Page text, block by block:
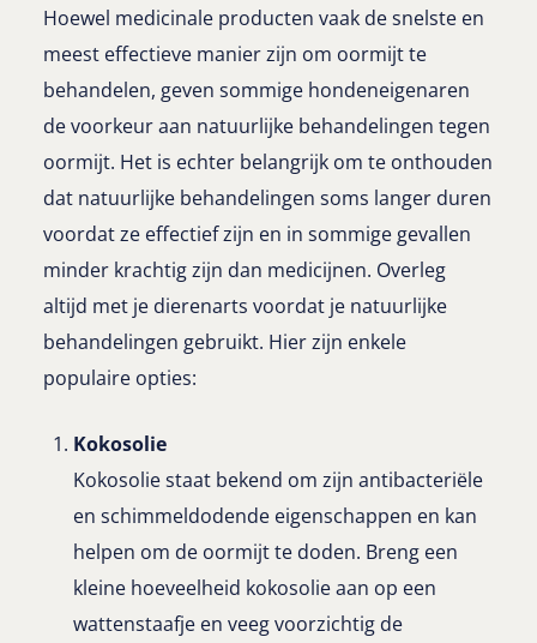
Hoewel medicinale producten vaak de snelste en
meest effectieve manier zijn om oormijt te
behandelen, geven sommige hondeneigenaren
de voorkeur aan natuurlijke behandelingen tegen
oormijt. Het is echter belangrijk om te onthouden
dat natuurlijke behandelingen soms langer duren
voordat ze effectief zijn en in sommige gevallen
minder krachtig zijn dan medicijnen. Overleg
altijd met je dierenarts voordat je natuurlijke
behandelingen gebruikt. Hier zijn enkele
populaire opties:
Kokosolie
Kokosolie staat bekend om zijn antibacteriële
en schimmeldodende eigenschappen en kan
helpen om de oormijt te doden. Breng een
kleine hoeveelheid kokosolie aan op een
wattenstaafje en veeg voorzichtig de